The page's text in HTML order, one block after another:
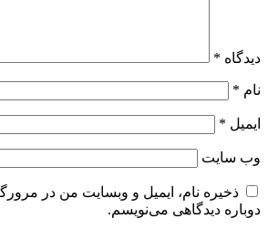
دیدگاه *
نام *
ایمیل *
وب‌ سایت
ذخیره نام، ایمیل و وبسایت من در
دوباره دیدگاهی می‌نویسم.